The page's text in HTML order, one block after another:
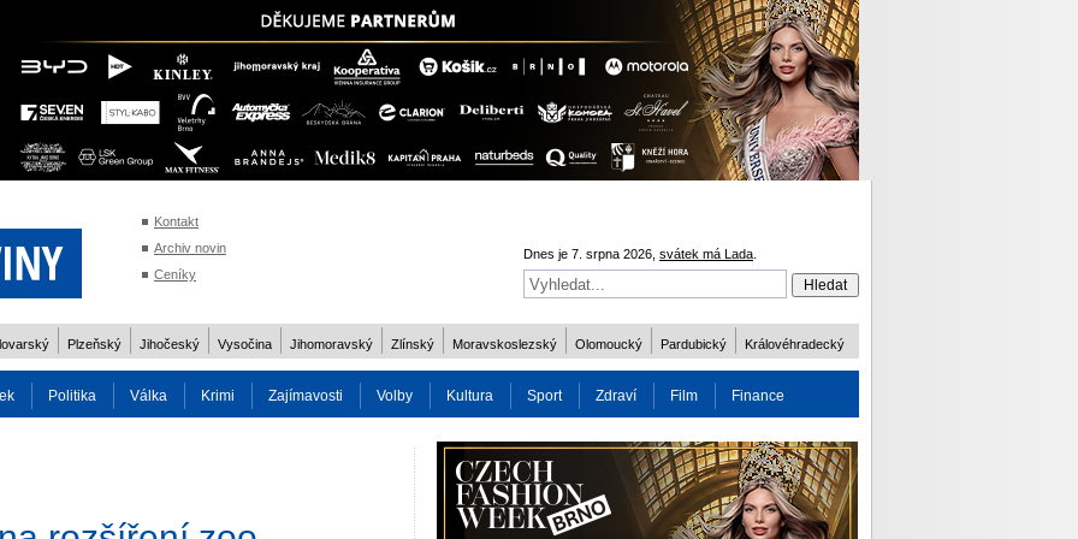
Kontakt
Archiv novin
Ceníky
Dnes je 7. srpna 2026, svátek má Lada
Plzeňský Jihočeský Vysočina Jihomoravský Zlínský Moravskoslezský Olomoucký Pardubický Královéhradecký
Politika Válka Krimi Zajímavosti Volby Kultura Sport Zdraví Film Finance
Charita Osobnost Více ODM 2016